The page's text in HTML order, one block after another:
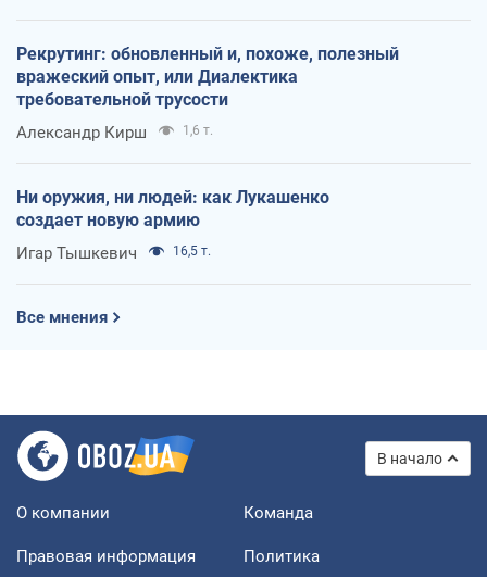
Рекрутинг: обновленный и, похоже, полезный
вражеский опыт, или Диалектика
требовательной трусости
Александр Кирш 1,6 т.
Ни оружия, ни людей: как Лукашенко
создает новую армию
Игар Тышкевич 16,5 т.
Все мнения
В начало
О компании Команда
Правовая информация
Политика